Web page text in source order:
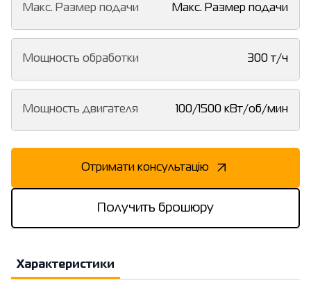
Макс. Размер подачи Макс. Размер подачи
Мощность обработки 300 т/ч
Мощность двигателя 100/1500 кВт/об/мин
Отримати консультацію
Получить брошюру
Характеристики